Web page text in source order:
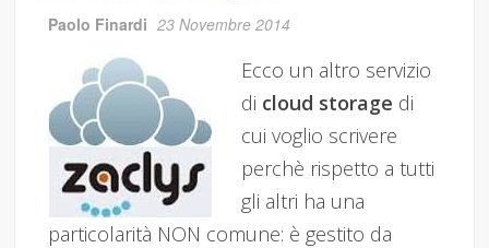
Paolo Finardi 23 Novembre 2014
Ecco un altro servizio
di cloud storage di
cui voglio scrivere
perchè rispetto a tutti
gli altri ha una
particolarità NON comune: è gestito da